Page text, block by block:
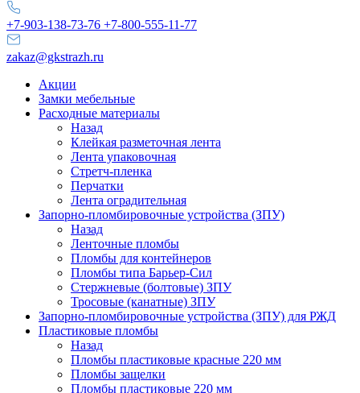
+7-903-138-73-76 +7-800-555-11-77
zakaz@gkstrazh.ru
Акции
Замки мебельные
Расходные материалы
Назад
Клейкая разметочная лента
Лента упаковочная
Стретч-пленка
Перчатки
Лента оградительная
Запорно-пломбировочные устройства (ЗПУ)
Назад
Ленточные пломбы
Пломбы для контейнеров
Пломбы типа Барьер-Сил
Стержневые (болтовые) ЗПУ
Тросовые (канатные) ЗПУ
Запорно-пломбировочные устройства (ЗПУ) для РЖД
Пластиковые пломбы
Назад
Пломбы пластиковые красные 220 мм
Пломбы защелки
Пломбы пластиковые 220 мм